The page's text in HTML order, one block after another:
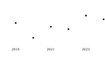
2019 2021 2023